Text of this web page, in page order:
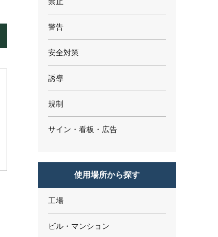
警告
安全対策
誘導
規制
サイン・看板・広告
使用場所から探す
工場
ビル・マンション